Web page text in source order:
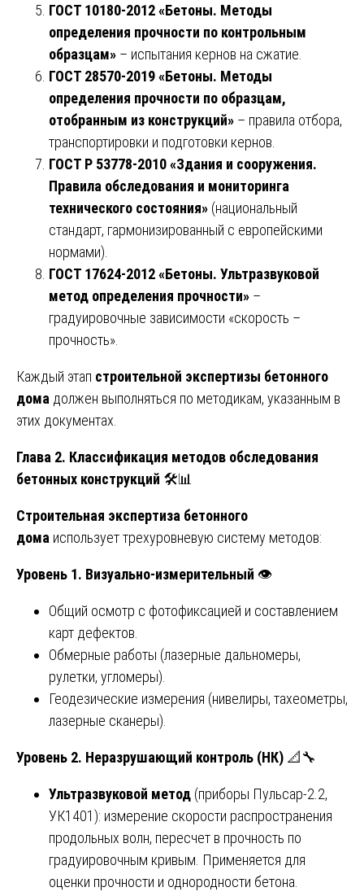
ГОСТ 10180-2012 «Бетоны. Методы
определения прочности по контрольным
образцам» – испытания кернов на сжатие.
ГОСТ 28570-2019 «Бетоны. Методы
определения прочности по образцам,
отобранным из конструкций» – правила отбора,
транспортировки и подготовки кернов.
ГОСТ Р 53778-2010 «Здания и сооружения.
Правила обследования и мониторинга
технического состояния» (национальный
стандарт, гармонизированный с европейскими
нормами).
ГОСТ 17624-2012 «Бетоны. Ультразвуковой
метод определения прочности» –
градуировочные зависимости «скорость –
прочность».
Каждый этап строительной экспертизы бетонного
дома должен выполняться по методикам, указанным в
этих документах.
Глава 2. Классификация методов обследования
бетонных конструкций 🛠️📊
Строительная экспертиза бетонного
дома использует трехуровневую систему методов:
Уровень 1. Визуально-измерительный 👁️
Общий осмотр с фотофиксацией и составлением
карт дефектов.
Обмерные работы (лазерные дальномеры,
рулетки, угломеры).
Геодезические измерения (нивелиры, тахеометры,
лазерные сканеры).
Уровень 2. Неразрушающий контроль (НК) 📐🔧
Ультразвуковой метод (приборы Пульсар-2.2,
УК1401): измерение скорости распространения
продольных волн, пересчет в прочность по
градуировочным кривым. Применяется для
оценки прочности и однородности бетона.